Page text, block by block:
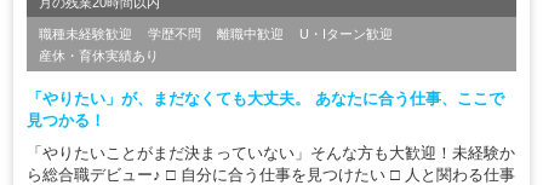
職種未経験歓迎 学歴不問 離職中歓迎
U・Iターン歓迎
産休・育休実績あり
「やりたい」が、まだなくても大丈夫。 あなたに合う仕事、ここで
見つかる！
「やりたいことがまだ決まっていない」そんな方も大歓迎！未経験か
ら総合職デビュー♪ □ 自分に合う仕事を見つけたい □ 人と関わる仕事